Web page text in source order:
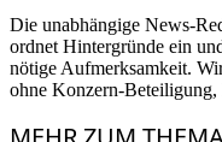
Die unabhängige News-
ordnet Hintergründe ein
nötige Aufmerksamkeit.
ohne Konzern-